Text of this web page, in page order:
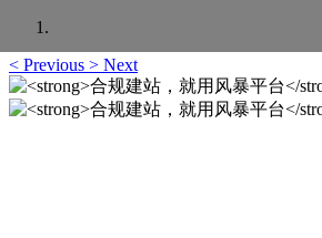
< Previous > Next